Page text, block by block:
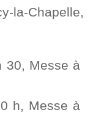
la-Chapelle,
30, Messe à
h, Messe à